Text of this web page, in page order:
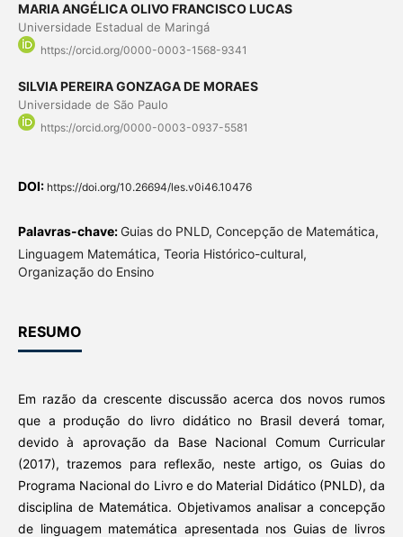
MARIA ANGÉLICA OLIVO FRANCISCO LUCAS
Universidade Estadual de Maringá
https://orcid.org/0000-0003-1568-9341
SILVIA PEREIRA GONZAGA DE MORAES
Universidade de São Paulo
https://orcid.org/0000-0003-0937-5581
DOI: https://doi.org/10.26694/les.v0i46.10476
Palavras-chave: Guias do PNLD, Concepção de Matemática,
Linguagem Matemática, Teoria Histórico-cultural,
Organização do Ensino
RESUMO
Em razão da crescente discussão acerca dos novos rumos
que a produção do livro didático no Brasil deverá tomar,
devido à aprovação da Base Nacional Comum Curricular
(2017), trazemos para reflexão, neste artigo, os Guias do
Programa Nacional do Livro e do Material Didático (PNLD), da
disciplina de Matemática. Objetivamos analisar a concepção
de linguagem matemática apresentada nos Guias de livros